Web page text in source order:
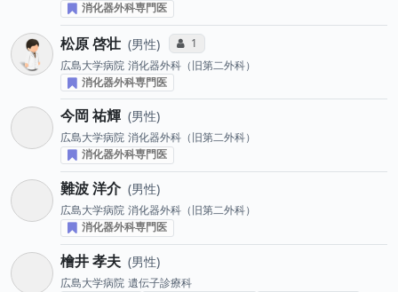
消化器外科専門医
松原 啓壮 男性 コミュニケーション・タイプ投票数
1
広島大学病院 消化器外科（旧第二外科）
消化器外科専門医
今岡 祐輝 男性
広島大学病院 消化器外科（旧第二外科）
消化器外科専門医
難波 洋介 男性
広島大学病院 消化器外科（旧第二外科）
消化器外科専門医
檜井 孝夫 男性
広島大学病院 遺伝子診療科